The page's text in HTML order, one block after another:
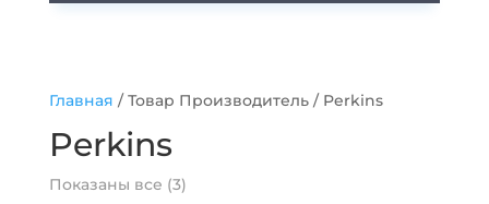
Главная / Товар Производитель / Perkins
Perkins
Показаны все (3)